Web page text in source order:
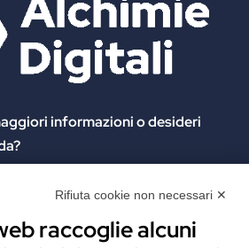
informazionio desideri
form. Verrai contattato
Rifiuta cookie non necessari ✕
raccoglie alcuni